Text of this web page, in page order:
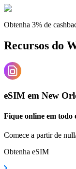
Obtenha 3% de
Recursos do
eSIM em New
Fique online em todo
Comece a partir de
Obtenha eSIM